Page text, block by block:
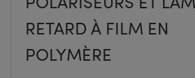
RETARD À FILM EN
POLYMÈRE